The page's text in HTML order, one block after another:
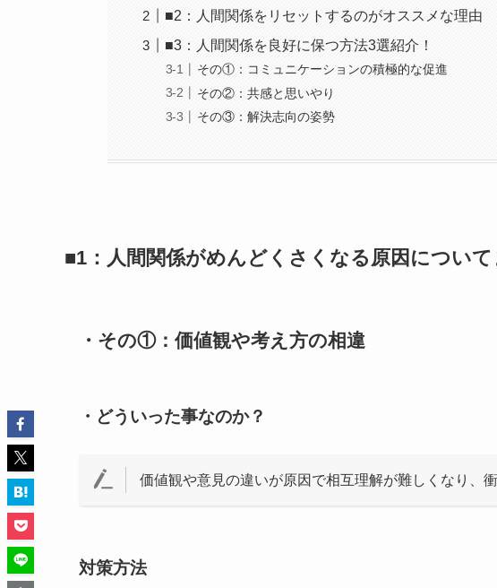
■2：人間関係をリセットするのがオススメな理由
■3：人間関係を良好に保つ方法3選紹介！
その①：コミュニケーションの積極的な促進
その②：共感と思いやり
その③：解決志向の姿勢
■1：人間関係がめんどくさくなる原因につい
・その①：価値観や考え方の相違
・どういった事なのか？
価値観や意見の違いが原因で相互理解が難しくなり、
対策方法